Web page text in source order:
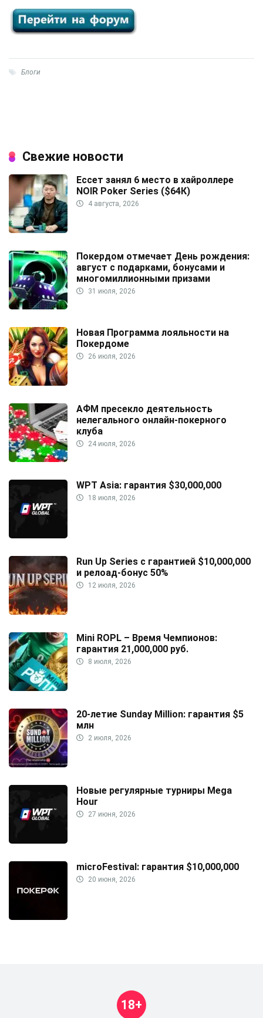
Блоги
Свежие новости
Ессет занял 6 место в хайроллере
NOIR Poker Series ($64К)
4 августа, 2026
Покердом отмечает День рождения:
август с подарками, бонусами и
многомиллионными призами
31 июля, 2026
Новая Программа лояльности на
Покердоме
26 июля, 2026
АФМ пресекло деятельность
нелегального онлайн-покерного
клуба
24 июля, 2026
WPT Asia: гарантия $30,000,000
18 июля, 2026
Run Up Series с гарантией $10,000,000
и релоад-бонус 50%
12 июля, 2026
Mini ROPL – Время Чемпионов:
гарантия 21,000,000 руб.
8 июля, 2026
20-летие Sunday Million: гарантия $5
млн
2 июля, 2026
Новые регулярные турниры Mega
Hour
27 июня, 2026
microFestival: гарантия $10,000,000
20 июня, 2026
18+